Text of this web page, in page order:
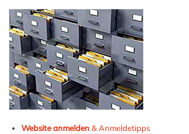
Website anmelden& Anmeldetipps